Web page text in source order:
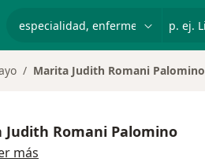
Marita Judith Romani Palomino
Judith Romani Palomino
más